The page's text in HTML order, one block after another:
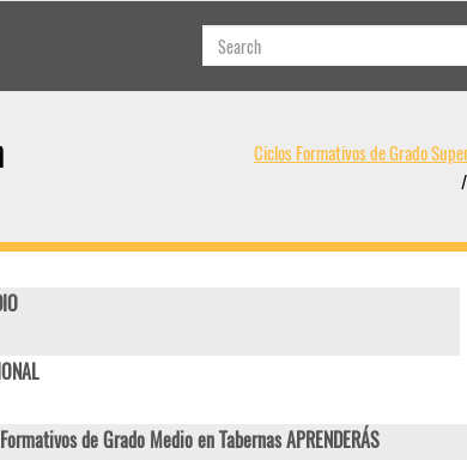
Ciclos Formativos de Grado
de Grado Medio en Tabernas APRENDERÁS